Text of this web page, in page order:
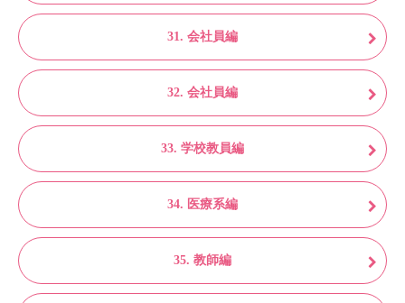
31. 会社員編
32. 会社員編
33. 学校教員編
34. 医療系編
35. 教師編